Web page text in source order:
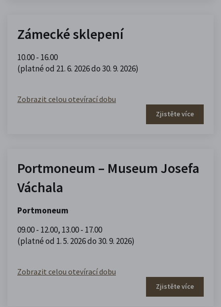
Zámecké sklepení
10.00 - 16.00
(platné od 21. 6. 2026 do 30. 9. 2026)
Zobrazit celou otevírací dobu
Zjistěte více
Portmoneum – Museum Josefa
Váchala
Portmoneum
09.00 - 12.00, 13.00 - 17.00
(platné od 1. 5. 2026 do 30. 9. 2026)
Zobrazit celou otevírací dobu
Zjistěte více